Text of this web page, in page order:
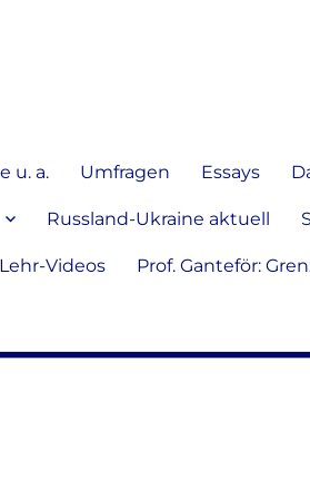
u. a. Umfragen Essays
Russland-Ukraine aktuell
Videos Prof. Ganteför: